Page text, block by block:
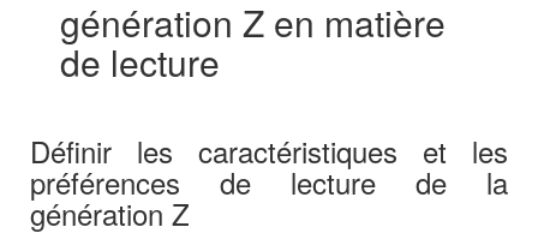
génération Z en matière
de lecture
Définir les caractéristiques et les
préférences de lecture de la
génération Z